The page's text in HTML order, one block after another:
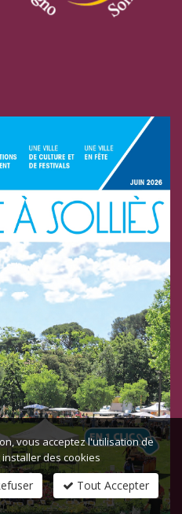
vous acceptez l'utilisation de
des cookies
Tout Accepter